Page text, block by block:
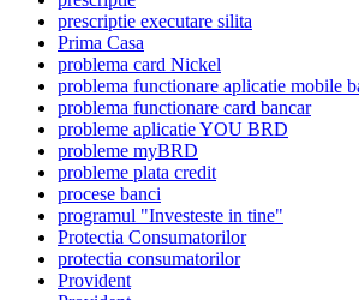
prescriptie executare silita
Prima Casa
problema card Nickel
problema functionare aplicatie mobile
problema functionare card bancar
probleme aplicatie YOU BRD
probleme myBRD
probleme plata credit
procese banci
programul "Investeste in tine"
Protectia Consumatorilor
protectia consumatorilor
Provident